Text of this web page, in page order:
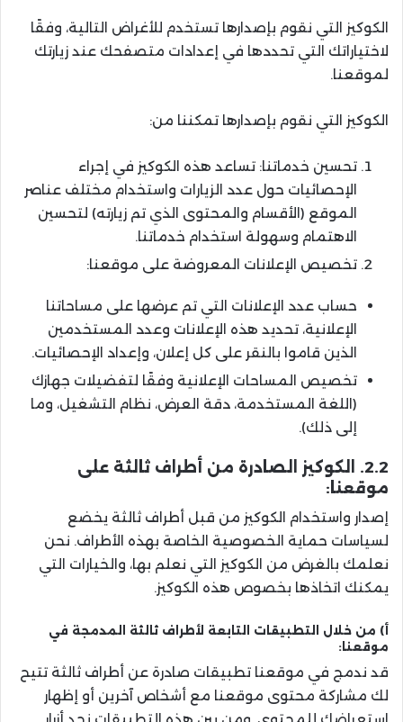
الكوكيز التي نقوم بإصدارها تستخدم للأغراض التالية، وفقًا
لاختياراتك التي تحددها في إعدادات متصفحك عند زيارتك
لموقعنا.
الكوكيز التي نقوم بإصدارها تمكننا من:
تحسين خدماتنا: تساعد هذه الكوكيز في إجراء
الإحصائيات حول عدد الزيارات واستخدام مختلف عناصر
الموقع (الأقسام والمحتوى الذي تم زيارته) لتحسين
الاهتمام وسهولة استخدام خدماتنا.
تخصيص الإعلانات المعروضة على موقعنا:
حساب عدد الإعلانات التي تم عرضها على مساحاتنا
الإعلانية، تحديد هذه الإعلانات وعدد المستخدمين
الذين قاموا بالنقر على كل إعلان، وإعداد الإحصائيات.
تخصيص المساحات الإعلانية وفقًا لتفضيلات جهازك
(اللغة المستخدمة، دقة العرض، نظام التشغيل، وما
إلى ذلك).
2.2. الكوكيز الصادرة من أطراف ثالثة على
موقعنا:
إصدار واستخدام الكوكيز من قبل أطراف ثالثة يخضع
لسياسات حماية الخصوصية الخاصة بهذه الأطراف. نحن
نعلمك بالغرض من الكوكيز التي نعلم بها، والخيارات التي
يمكنك اتخاذها بخصوص هذه الكوكيز.
أ) من خلال التطبيقات التابعة لأطراف ثالثة المدمجة في
موقعنا:
قد ندمج في موقعنا تطبيقات صادرة عن أطراف ثالثة تتيح
لك مشاركة محتوى موقعنا مع أشخاص آخرين أو إظهار
استعراضك للمحتوى. ومن بين هذه التطبيقات نجد أزرار